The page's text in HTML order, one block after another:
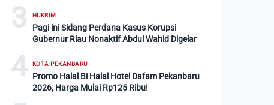
3 HUKRIM
Pagi ini Sidang Perdana Kasus Korupsi
Gubernur Riau Nonaktif Abdul Wahid Digelar
4 KOTA PEKANBARU
Promo Halal Bi Halal Hotel Dafam Pekanbaru
2026, Harga Mulai Rp125 Ribu!